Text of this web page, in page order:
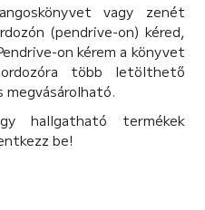
alapítója – Dél-afrikai
locsoló vers
vagy zenét
(pendrive-on) kéred,
on kérem a könyvet
több letölthető
megvásárolható.
hallgatható termékek
be!